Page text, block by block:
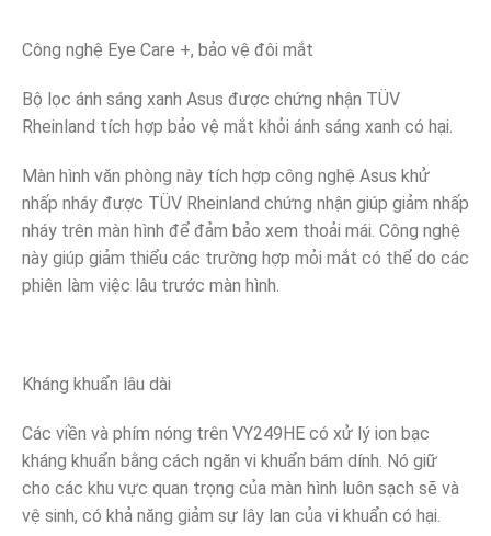
Công nghệ Eye Care +, bảo vệ đôi mắt
Bộ lọc ánh sáng xanh Asus được chứng nhận TÜV
Rheinland tích hợp bảo vệ mắt khỏi ánh sáng xanh có hại.
Màn hình văn phòng này tích hợp công nghệ Asus khử
nhấp nháy được TÜV Rheinland chứng nhận giúp giảm nhấp
nháy trên màn hình để đảm bảo xem thoải mái. Công nghệ
này giúp giảm thiểu các trường hợp mỏi mắt có thể do các
phiên làm việc lâu trước màn hình.
Kháng khuẩn lâu dài
Các viền và phím nóng trên VY249HE có xử lý ion bạc
kháng khuẩn bằng cách ngăn vi khuẩn bám dính. Nó giữ
cho các khu vực quan trọng của màn hình luôn sạch sẽ và
vệ sinh, có khả năng giảm sự lây lan của vi khuẩn có hại.